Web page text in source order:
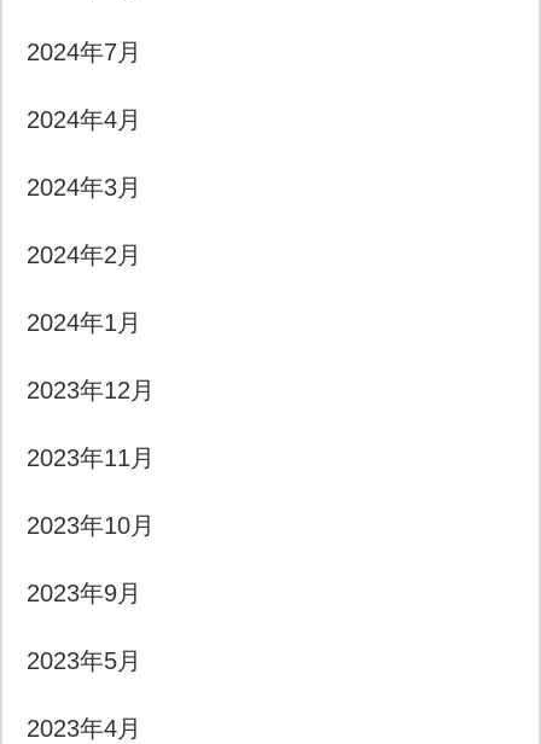
2024年7月
2024年4月
2024年3月
2024年2月
2024年1月
2023年12月
2023年11月
2023年10月
2023年9月
2023年5月
2023年4月